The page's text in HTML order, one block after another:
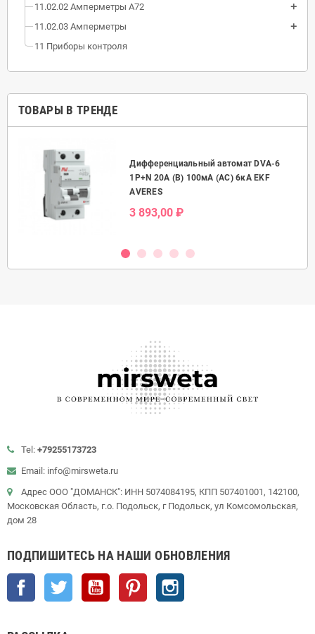
11.02.02 Амперметры А72
11.02.03 Амперметры
11 Приборы контроля
ТОВАРЫ В ТРЕНДЕ
Дифференциальный автомат DVA-6
1P+N 20А (B) 100мА (AC) 6кА EKF
AVERES
3 893,00 ₽
Tel: +79255173723
Email: info@mirsweta.ru
Адрес ООО "ДОМАНСК": ИНН 5074084195, КПП 507401001, 142100,
Московская Область, г.о. Подольск, г Подольск, ул Комсомольская,
дом 28
ПОДПИШИТЕСЬ НА НАШИ ОБНОВЛЕНИЯ
Facebook Twitter YouTube Pinterest